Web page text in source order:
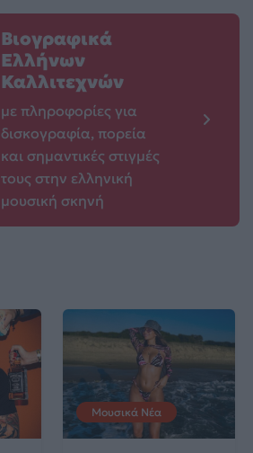
Βιογραφικά
Ελλήνων
Καλλιτεχνών
με πληροφορίες για
δισκογραφία, πορεία
και σημαντικές στιγμές
τους στην ελληνική
μουσική σκηνή
Μουσικά Νέα